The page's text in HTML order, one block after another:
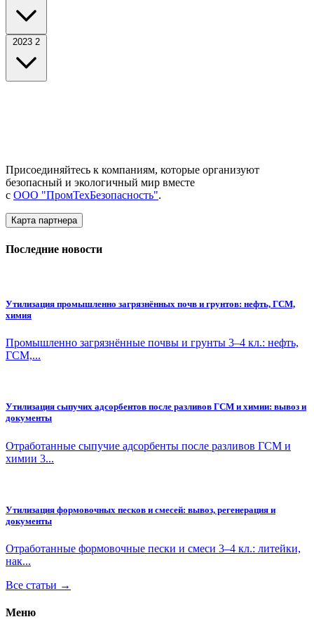
2023 2
Присоединяйтесь к компаниям, которые организуют
безопасный и экологичный мир вместе
с ООО "ПромТехБезопасность".
Карта партнера
Последние новости
Утилизация промышленно загрязнённых почв и грунтов: нефть, ГСМ,
химия
Промышленно загрязнённые почвы и грунты 3–4 кл.: нефть,
ГСМ,...
Утилизация сыпучих адсорбентов после разливов ГСМ и химии: вывоз и
документы
Отработанные сыпучие адсорбенты после разливов ГСМ и
химии 3...
Утилизация формовочных песков и смесей: вывоз, регенерация и
документы
Отработанные формовочные пески и смеси 3–4 кл.: литейки,
нак...
Все статьи →
Меню